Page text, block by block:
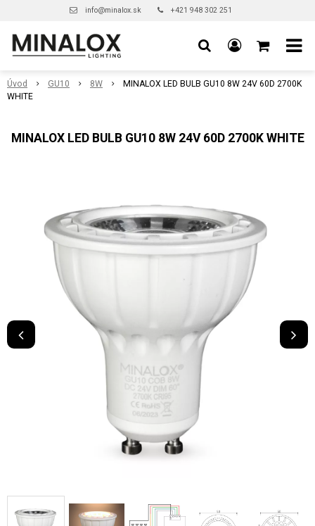
info@minalox.sk +421 948 302 251
Úvod GU10 8W
MINALOX LED BULB GU10 8W 24V 60D 2700K
WHITE
MINALOX LED BULB GU10 8W 24V 60D 2700K WHITE